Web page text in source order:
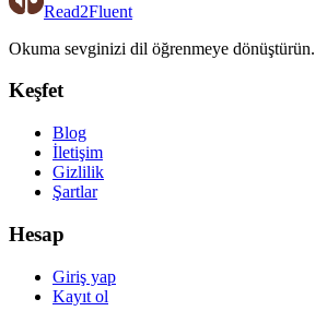
Read2Fluent
Okuma sevginizi dil öğrenmeye dönüştürün.
Keşfet
Blog
İletişim
Gizlilik
Şartlar
Hesap
Giriş yap
Kayıt ol